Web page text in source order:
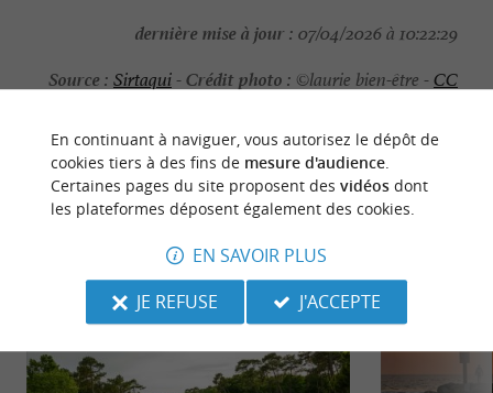
dernière mise à jour : 07/04/2026 à 10:22:29
Source : Sirtaqui-Crédit photo : ©laurie bien-être -CC
NOUS AVONS TESTÉPOUR VOUS
En continuant à naviguer, vous autorisez le dépôt de
cookies tiers à des fins de mesure d'audience.
Certaines pages du site proposent des vidéosdont
les plateformes déposent également des cookies.
EN SAVOIR PLUS
JE REFUSE
J'ACCEPTE